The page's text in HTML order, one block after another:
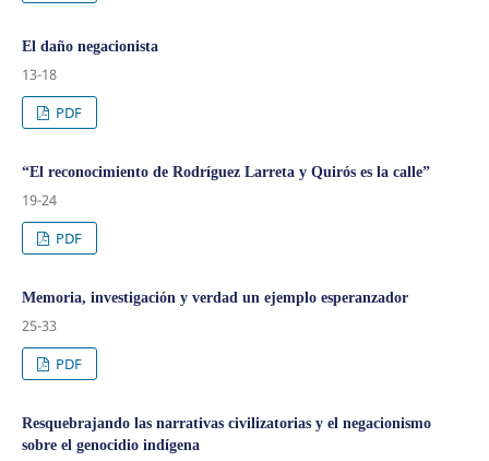
El daño negacionista
13-18
PDF
“El reconocimiento de Rodríguez Larreta y Quirós es la calle”
19-24
PDF
Memoria, investigación y verdad un ejemplo esperanzador
25-33
PDF
Resquebrajando las narrativas civilizatorias y el negacionismo
sobre el genocidio indígena